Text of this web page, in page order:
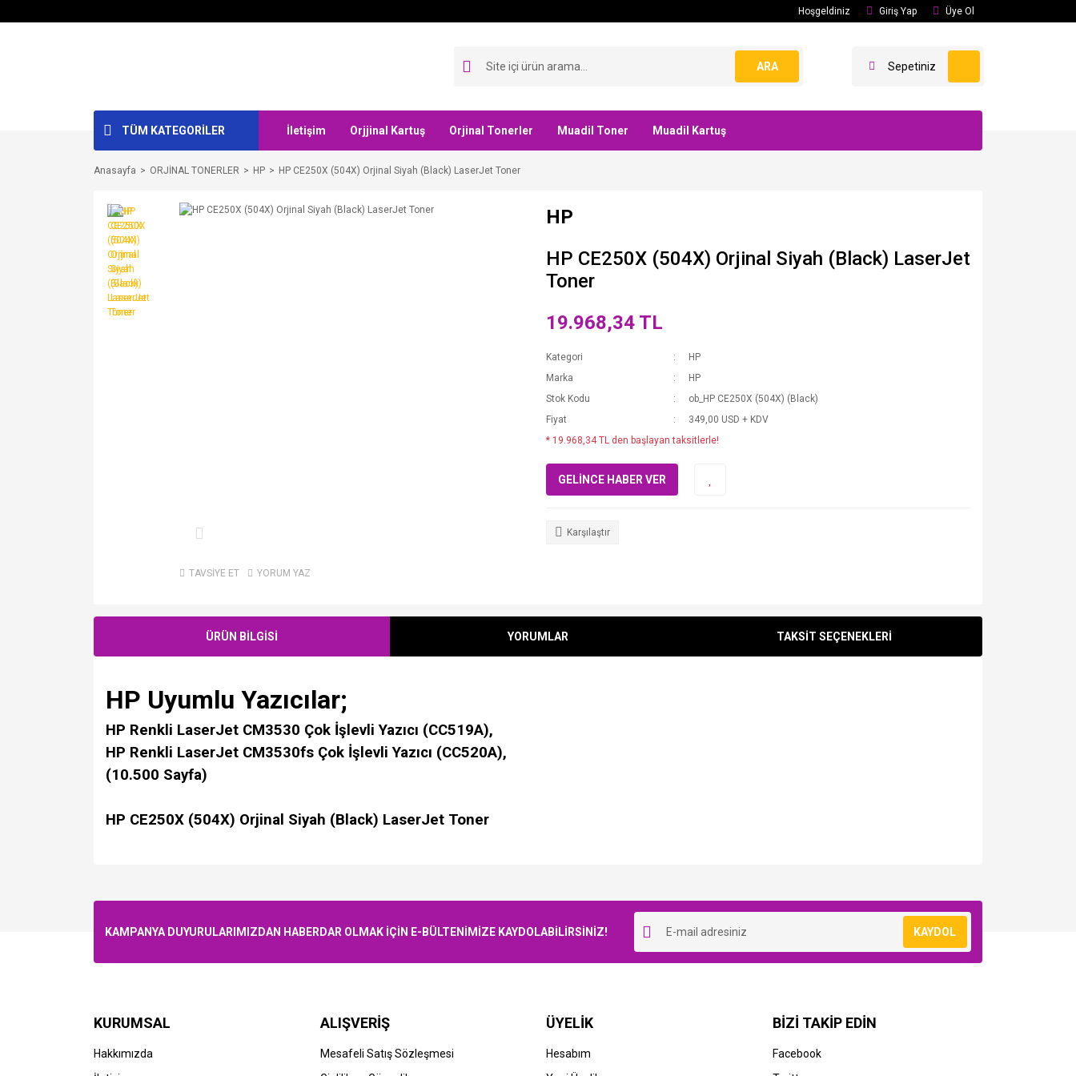
Hoşgeldiniz Giriş Yap Üye Ol
ARA Sepetiniz
TÜM KATEGORİLER İletişim Orjjinal Kartuş Orjinal Tonerler Muadil Toner Muadil Kartuş
Anasayfa ORJİNAL TONERLER HP HP CE250X (504X) Orjinal Siyah (Black) LaserJet Toner
TAVSİYE ET YORUM YAZ
HP
HP CE250X (504X) Orjinal Siyah (Black) LaserJet
Toner
19.968,34 TL
Kategori
HP
Marka
HP
Stok Kodu
ob_HP CE250X (504X) (Black)
Fiyat
349,00 USD + KDV
* 19.968,34 TL den başlayan taksitlerle!
GELİNCE HABER VER
Karşılaştır
ÜRÜN BİLGİSİ YORUMLAR TAKSİT SEÇENEKLERİ
HP Uyumlu Yazıcılar;
HP Renkli LaserJet CM3530 Çok İşlevli Yazıcı (CC519A),
HP Renkli LaserJet CM3530fs Çok İşlevli Yazıcı (CC520A),
(10.500 Sayfa)
HP CE250X (504X) Orjinal Siyah (Black) LaserJet Toner
KAMPANYA DUYURULARIMIZDAN HABERDAR OLMAK İÇİN E-BÜLTENİMİZE KAYDOLABİLİRSİNİZ! KAYDOL
KURUMSAL
Hakkımızda
ALIŞVERİŞ
Mesafeli Satış Sözleşmesi
ÜYELİK
Hesabım
BİZİ TAKİP EDİN
Facebook